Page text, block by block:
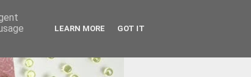
LEARN MORE GOT IT